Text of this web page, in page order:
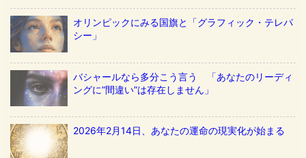
オリンピックにみる国旗と「グラフィック・テレパ
シー」
バシャールなら多分こう言う 「あなたのリーディ
ングに”間違い”は存在しません」
2026年2月14日、あなたの運命の現実化が始まる